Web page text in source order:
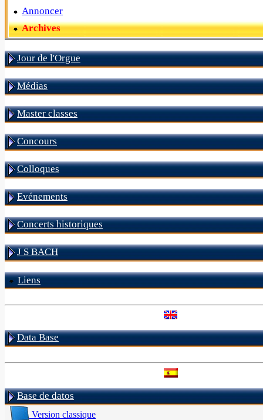
Annoncer
Archives
Jour de l'Orgue
Médias
Master classes
Concours
Colloques
Evénements
Concerts historiques
J S BACH
Liens
Data Base
Base de datos
Version classique